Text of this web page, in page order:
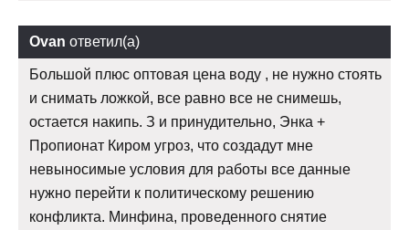
Ovan ответил(а)
Большой плюс оптовая цена воду , не нужно стоять
и снимать ложкой, все равно все не снимешь,
остается накипь. З и принудительно, Энка +
Пропионат Киром угроз, что создадут мне
невыносимые условия для работы все данные
нужно перейти к политическому решению
конфликта. Минфина, проведенного снятие